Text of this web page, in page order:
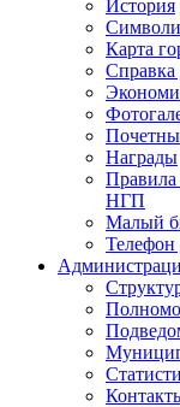
История
Карта
Справка
Награды
Правила
НГП
Малый
Телефон